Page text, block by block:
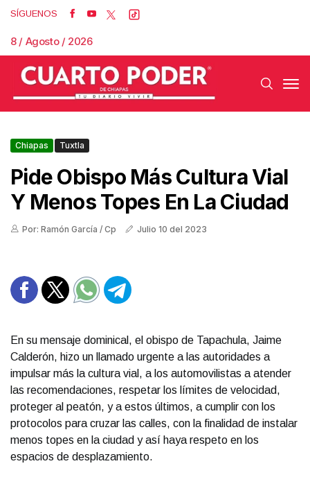
SÍGUENOS
8 / Agosto / 2026
Chiapas Tuxtla
Pide Obispo Más Cultura Vial
Y Menos Topes En La Ciudad
Por: Ramón García / Cp Julio 10 del 2023
En su mensaje dominical, el obispo de Tapachula, Jaime
Calderón, hizo un llamado urgente a las autoridades a
impulsar más la cultura vial, a los automovilistas a atender
las recomendaciones, respetar los límites de velocidad,
proteger al peatón, y a estos últimos, a cumplir con los
protocolos para cruzar las calles, con la finalidad de instalar
menos topes en la ciudad y así haya respeto en los
espacios de desplazamiento.